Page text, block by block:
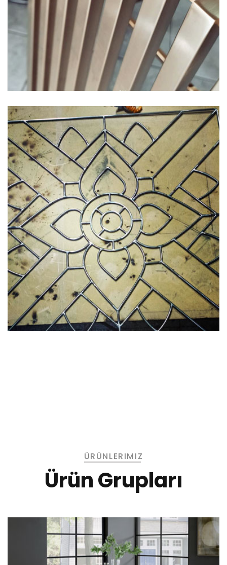
Titanyum Dresuar
ÜRÜNLERIMIZ
Ürün Grupları